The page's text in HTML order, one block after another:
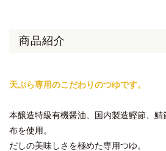
商品紹介
天ぷら専用のこだわりのつゆです。
本醸造特級有機醤油、国内製造鰹節、
布を使用。
だしの美味しさを極めた専用つゆ。